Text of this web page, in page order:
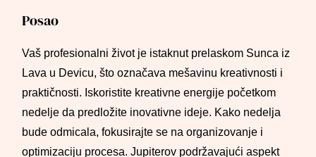
Posao
Vaš profesionalni život je istaknut prelaskom Sunca iz
Lava u Devicu, što označava mešavinu kreativnosti i
praktičnosti. Iskoristite kreativne energije početkom
nedelje da predložite inovativne ideje. Kako nedelja
bude odmicala, fokusirajte se na organizovanje i
optimizaciju procesa. Jupiterov podržavajući aspekt